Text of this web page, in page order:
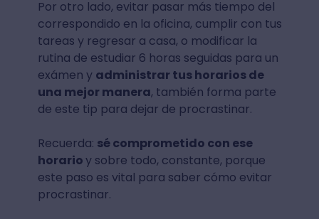
Por otro lado, evitar pasar más tiempo del
correspondido en la oficina, cumplir con tus
tareas y regresar a casa, o modificar la
rutina de estudiar 6 horas seguidas para un
exámen y administrar tus horarios de
una mejor manera, también forma parte
de este tip para dejar de procrastinar.
Recuerda: sé comprometido con ese
horarioy sobre todo, constante, porque
este paso es vital para saber cómo evitar
procrastinar.